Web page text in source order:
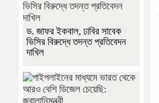
ড. জাফর ইকবাল, ঢাবির সাবেক
ভিসির বিরুদ্ধে তদন্ত প্রতিবেদন
দাখিল